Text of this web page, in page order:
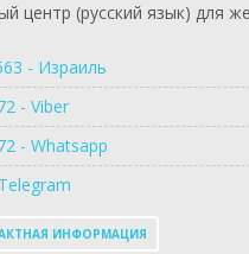
центр (русский язык) для
- Израиль
- Viber
- Whatsapp
ИНФОРМАЦИЯ